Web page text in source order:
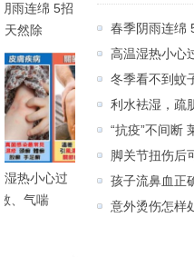
雨连绵 5招
天然除
湿热小心过
、气喘
春季阴雨连绵
高温湿热小心
冬季看不到蚊
利水袪湿，疏
“抗疫”不间断
脚关节扭伤后
孩子流鼻血正
意外烫伤怎样